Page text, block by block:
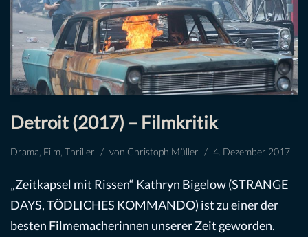
Detroit (2017) – Filmkritik
Drama Film Thriller von Christoph Müller 4. Dezember 2017
„Zeitkapsel mit Rissen“ Kathryn Bigelow (STRANGE
DAYS, TÖDLICHES KOMMANDO) ist zu einer der
besten Filmemacherinnen unserer Zeit geworden.